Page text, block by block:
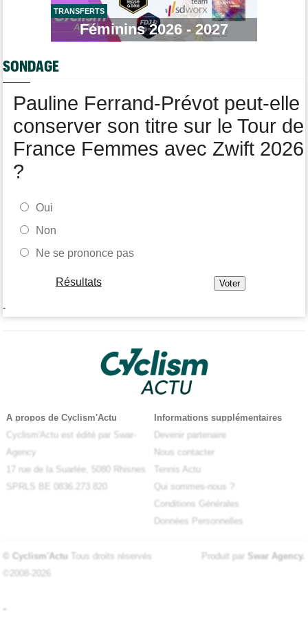
Tour de Pologne
Diffusion TV... quelle heure et quelle chaîne la 5e étape ?
Felix Gall : "L'objectif ? Conserver ce maillot de leader"
Nos vidéos de cyclisme sont sur Youtube : Cyclism'Actu TV
TRANSFERTS
Féminins 2026 - 2027
SONDAGE
Pauline Ferrand-Prévot peut-elle
conserver son titre sur le Tour de
France Femmes avec Zwift 2026
?
Oui
Non
Ne se prononce pas
Résultats
-
A propos de Cyclism'Actu
Cyclism'Actu est édité par Swar-
Agency
17 rue de la Suarlée, 5080 Rhisnes
SPRLS BE 0836.273.820
Informations supplémentaires
Devenir partenaire
Nous contacter
Tennis Actu
Qui sommes-nous ?
Conditions Générales
Données Personnelles
© Cyclism'Actu Tous droits réservés
©2008-2026
Produit par Swar Agency.
-